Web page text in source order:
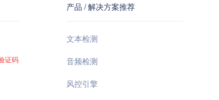
安
全
证码
产品 / 解决方案推荐
文本检测
音频检测
风控引擎